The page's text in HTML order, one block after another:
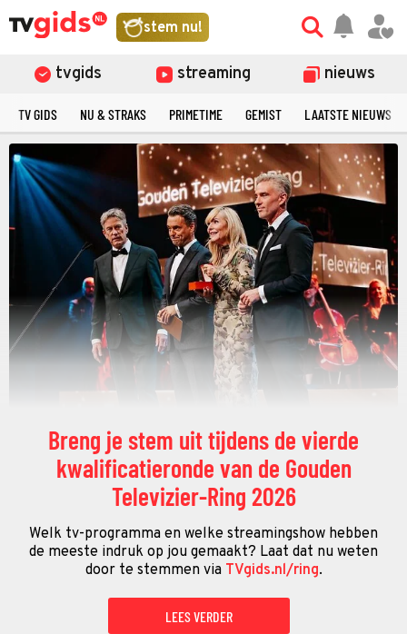
stem nu!
tvgids streaming nieuws
TV GIDS NU & STRAKS PRIMETIME GEMIST LAATSTE NIEUWS
Breng je stem uit tijdens de vierde
kwalificatieronde van de Gouden
Televizier-Ring 2026
Welk tv-programma en welke streamingshow hebben
de meeste indruk op jou gemaakt? Laat dat nu weten
door te stemmen via TVgids.nl/ring.
LEES VERDER